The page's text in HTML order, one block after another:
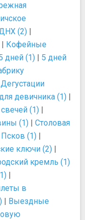
(2) |
| Кофейные
дней (1) | 5 дней
Дегустации
девичника (1) |
(1) |
(1) | Столовая
Псков (1) |
ключи (2) |
кремль (1)
|
в
| Выездные